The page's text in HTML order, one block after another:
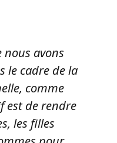
nous avons
le cadre de la
comme
est de rendre
les filles